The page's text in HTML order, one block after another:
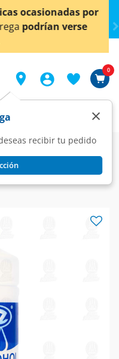
también en
conocer
recibir tu pedido
×
0
1 l.